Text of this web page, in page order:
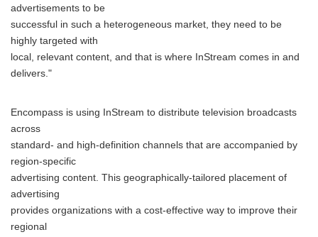
advertisements to be
successful in such a heterogeneous market, they need to be
highly targeted with
local, relevant content, and that is where InStream comes in and
delivers."
Encompass is using InStream to distribute television broadcasts
across
standard- and high-definition channels that are accompanied by
region-specific
advertising content. This geographically-tailored placement of
advertising
provides organizations with a cost-effective way to improve their
regional